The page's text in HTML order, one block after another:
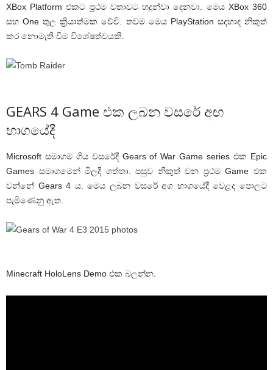
XBox Platform එකට ප්‍රථම වතාවට හදුන්වා දෙනවා. මෙය XBox 360
සහ One තුල ක්‍රියාත්මක වේවි. තවම මෙය PlayStation සදහාද නිකුත්
කර නොමැති වීම විශේෂත්වයකි.
GEARS 4 Game එක ලබන වසරේ අඟ
භාගයේදී
Microsoft සමාගම ගිය වසරේදී Gears of War Game series එක Epic
Games සමාගමෙන් මිලදී ගත්තා. පසුව නිකුත් වන ප්‍රථම Game එක
වන්නේ Gears 4 ය. මෙය ලබන වසරේ අග භාගයේදී වෙළද පොලට
පැමිණෙනු ඇත.
Minecraft HoloLens Demo එක බලන්න.